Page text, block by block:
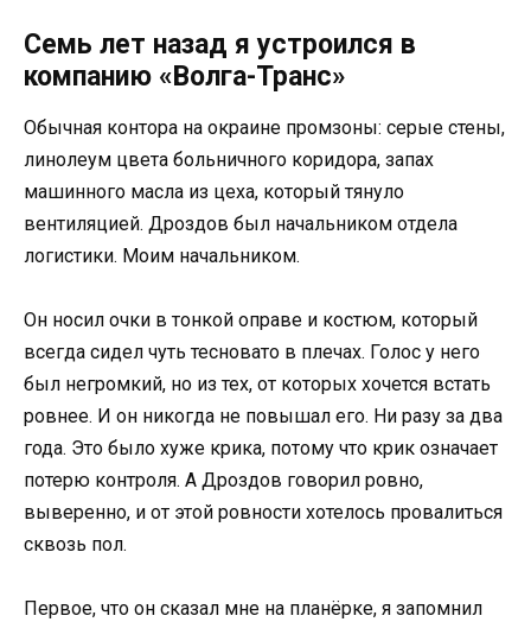
Семь лет назад я устроился в
компанию «Волга-Транс»
Обычная контора на окраине промзоны: серые стены,
линолеум цвета больничного коридора, запах
машинного масла из цеха, который тянуло
вентиляцией. Дроздов был начальником отдела
логистики. Моим начальником.
Он носил очки в тонкой оправе и костюм, который
всегда сидел чуть тесновато в плечах. Голос у него
был негромкий, но из тех, от которых хочется встать
ровнее. И он никогда не повышал его. Ни разу за два
года. Это было хуже крика, потому что крик означает
потерю контроля. А Дроздов говорил ровно,
выверенно, и от этой ровности хотелось провалиться
сквозь пол.
Первое, что он сказал мне на планёрке, я запомнил